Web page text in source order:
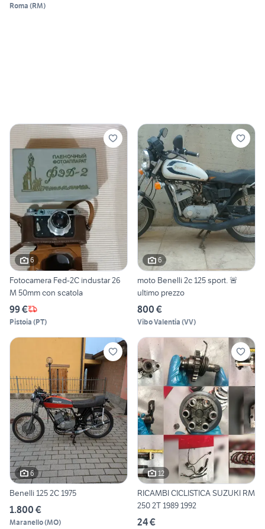
Roma (RM)
6
Fotocamera Fed-2C industar 26
M 50mm con scatola
99 €
Pistoia (PT)
6
moto Benelli 2c 125 sport. 🚨
ultimo prezzo
800 €
Vibo Valentia (VV)
6
Benelli 125 2C 1975
1.800 €
Maranello(MO)
12
RICAMBI CICLISTICA SUZUKI RM
250 2T 1989 1992
24 €